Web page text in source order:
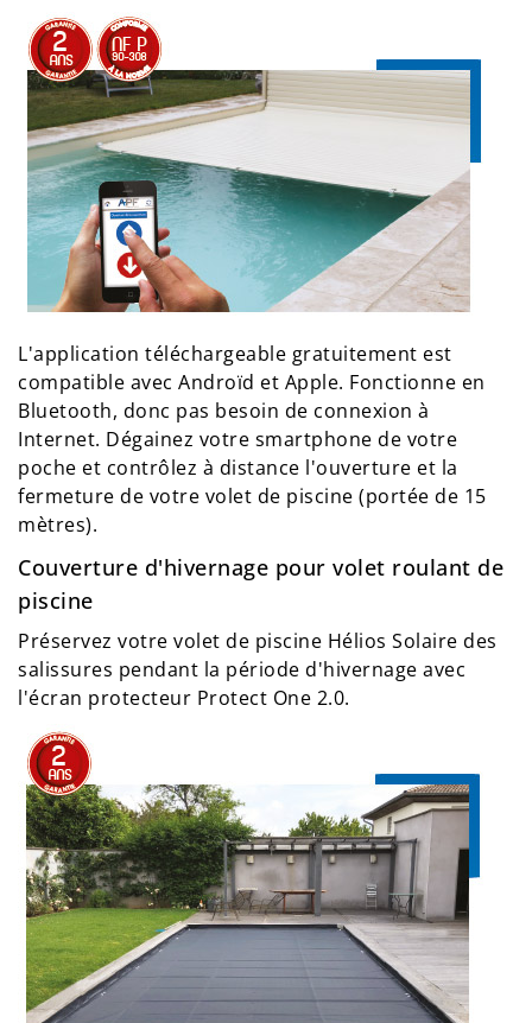
L'application téléchargeable gratuitement est
compatible avec Androïd et Apple. Fonctionne en
Bluetooth, donc pas besoin de connexion à
Internet. Dégainez votre smartphone de votre
poche et contrôlez à distance l'ouverture et la
fermeture de votre volet de piscine (portée de 15
mètres).
Couverture d'hivernage pour volet roulant de
piscine
Préservez votre volet de piscine Hélios Solaire des
salissures pendant la période d'hivernage avec
l'écran protecteur Protect One 2.0.